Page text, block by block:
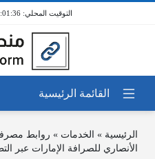
6:01:36 م / 7 أغسطس
الرئيسية » الخدمات » روابط
الأنصاري للصرافة الإمارات عبر